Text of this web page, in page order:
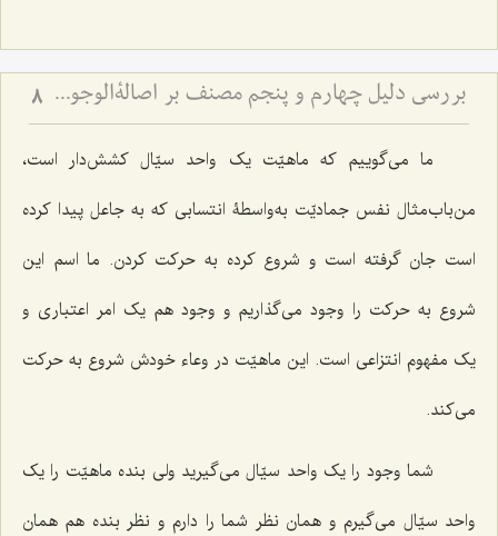
بررسی دلیل چهارم و پنجم مصنف بر اصالةالوجود - نقد کلام حاجی سبزواری در امکان تحقق امور غیرمتناهی بین حاصرین 8
ما می‌گوییم که ماهیّت یک واحد سیّال کشش‌دار است،
من‌باب‌مثال نفس جمادیّت به‌واسطۀ انتسابی که به جاعل پیدا کرده
است جان گرفته است و شروع کرده به حرکت کردن. ما اسم این
شروع به حرکت را وجود می‌گذاریم و وجود هم یک امر اعتباری و
یک مفهوم انتزاعی است. این ماهیّت در وعاء خودش شروع به حرکت
می‌کند.
شما وجود را یک واحد سیّال می‌گیرید ولی بنده ماهیّت را یک
واحد سیّال می‌گیرم و همان نظر شما را دارم و نظر بنده هم همان